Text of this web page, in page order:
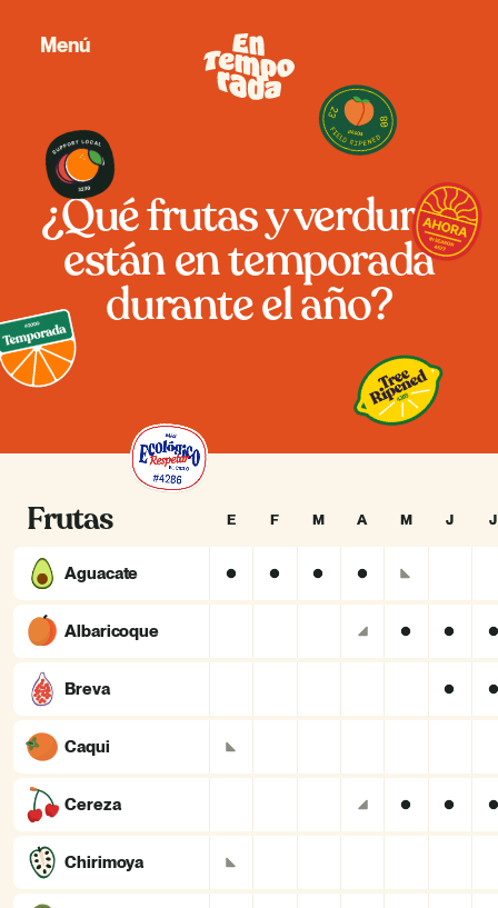
Menú
¿Qué frutas y verduras
están en temporada
durante el año?
Frutas E F M A M J J
Aguacate
Albaricoque
Breva
Caqui
Cereza
Chirimoya